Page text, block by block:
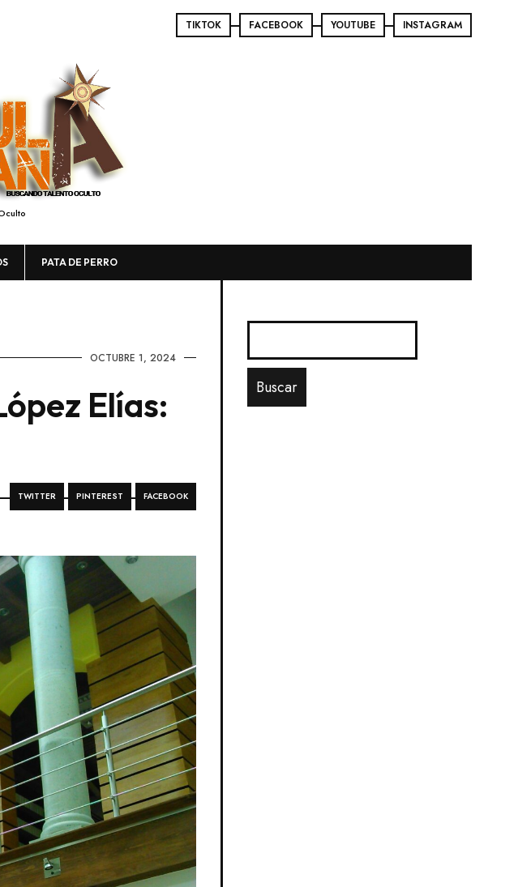
INSTAGRAM
YOUTUBE
FACEBOOK
TIKTOK
PATA DE PERRO
OCTUBRE 1, 2024
Elías:
TWITTER PINTEREST FACEBOOK